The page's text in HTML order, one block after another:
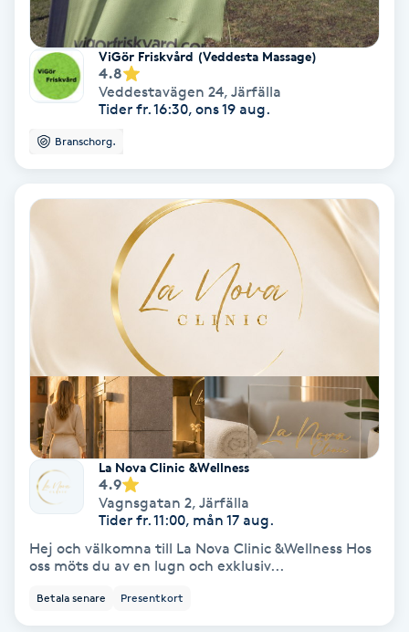
Frisör
Funktionsanalys
Färgning
Gellack
Gellack med förstärkning
Gravidmassage
Gravidyoga
Gruppträning
Gua Sha-massage
ViGör Friskvård (Veddesta Massage)
4.8
Veddestavägen 24, Järfälla
Tider fr. 16:30, ons 19 aug.
Branschorg.
La Nova Clinic &Wellness
4.9
Vagnsgatan 2, Järfälla
Tider fr. 11:00, mån 17 aug.
Hej och välkomna till La Nova Clinic &Wellness Hos
oss möts du av en lugn och exklusiv...
Betala senare Presentkort